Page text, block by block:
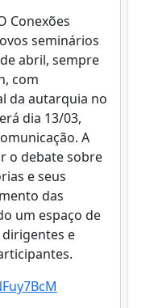
Conexões
seminários
abril, sempre
com
da autarquia no
dia 13/03,
A
o debate sobre
e seus
das
um espaço de
e